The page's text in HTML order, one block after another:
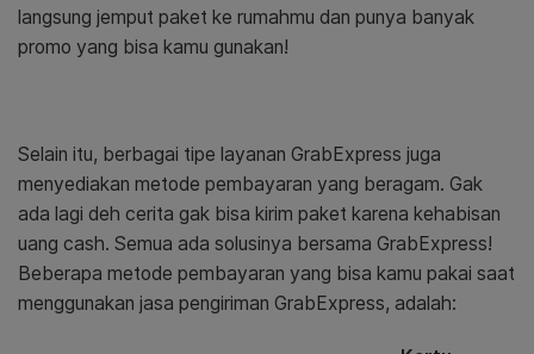
langsung jemput paket ke rumahmu dan punya banyak
promo yang bisa kamu gunakan!
Selain itu, berbagai tipe layanan GrabExpress juga
menyediakan metode pembayaran yang beragam. Gak
ada lagi deh cerita gak bisa kirim paket karena kehabisan
uang cash. Semua ada solusinya bersama GrabExpress!
Beberapa metode pembayaran yang bisa kamu pakai saat
menggunakan jasa pengiriman GrabExpress, adalah: